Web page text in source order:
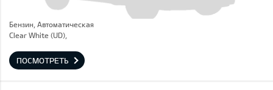
Бензин, Автоматическая
Clear White (UD),
ПОСМОТРЕТЬ